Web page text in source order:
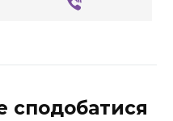
сподобатися